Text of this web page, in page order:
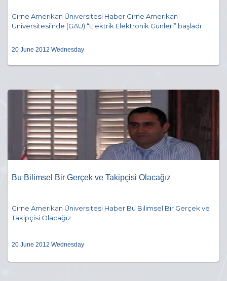
Girne Amerikan Üniversitesi Haber Girne Amerikan
Üniversitesi’nde (GAÜ) “Elektrik Elektronik Günleri” başladı
20 June 2012 Wednesday
Bu Bilimsel Bir Gerçek ve Takipçisi Olacağız
Girne Amerikan Üniversitesi Haber Bu Bilimsel Bir Gerçek ve
Takipçisi Olacağız
20 June 2012 Wednesday